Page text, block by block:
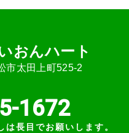
おんハート
市太⽥上町525-2
1672
長目でお願いします。